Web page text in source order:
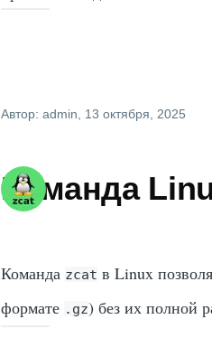
Автор:admin , 13 октября, 2025
Команда
Команда zcat в Linux
формате .gz) без их полной